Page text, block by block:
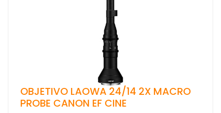
OBJETIVO LAOWA 24/14 2X MACRO
PROBE CANON EF CINE